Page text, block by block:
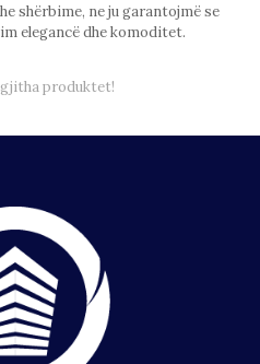
shërbime, ne ju garantojmë se
elegancë dhe komoditet.
produktet!